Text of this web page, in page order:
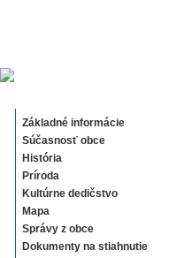
Základné informácie
Súčasnosť obce
História
Príroda
Kultúrne dedičstvo
Mapa
Správy z obce
Dokumenty na stiahnutie